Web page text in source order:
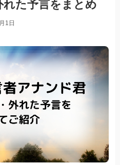
れた予言をまとめ
1日